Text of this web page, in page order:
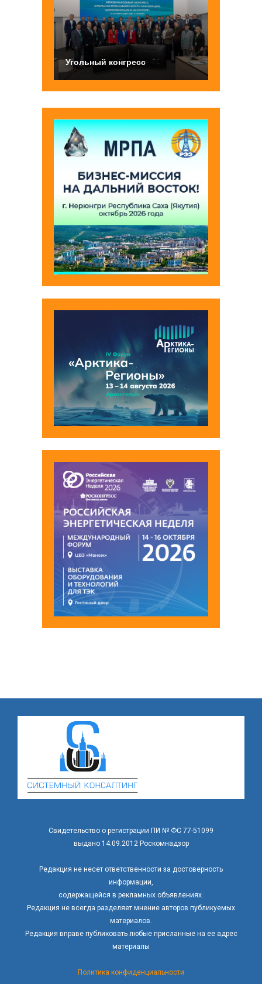
Угольный конгресс
Свидетельство о регистрации ПИ № ФС 77-51099
выдано 14.09.2012 Роскомнадзор
Редакция не несет ответственности за достоверность
информации,
содержащейся в рекламных объявлениях.
Редакция не всегда разделяет мнение авторов публикуемых
материалов.
Редакция вправе публиковать любые присланные на ее адрес
материалы
Политика конфиденциальности